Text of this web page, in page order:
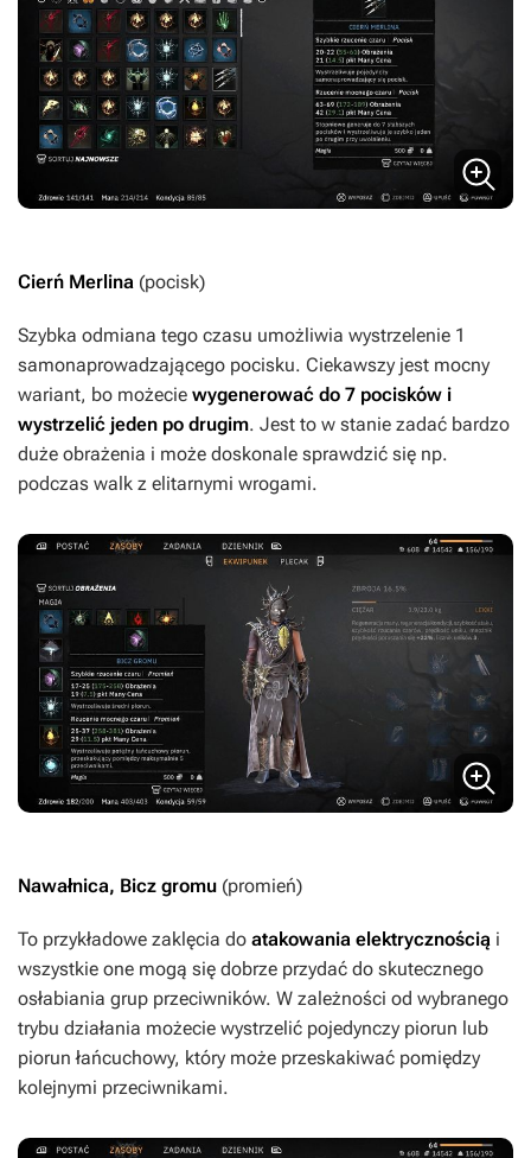
Cierń Merlina (pocisk)
Szybka odmiana tego czasu umożliwia wystrzelenie 1
samonaprowadzającego pocisku. Ciekawszy jest mocny
wariant, bo możecie wygenerować do 7 pocisków i
wystrzelić jeden po drugim. Jest to w stanie zadać bardzo
duże obrażenia i może doskonale sprawdzić się np.
podczas walk z elitarnymi wrogami.
Nawałnica, Bicz gromu (promień)
To przykładowe zaklęcia do atakowania elektrycznością i
wszystkie one mogą się dobrze przydać do skutecznego
osłabiania grup przeciwników. W zależności od wybranego
trybu działania możecie wystrzelić pojedynczy piorun lub
piorun łańcuchowy, który może przeskakiwać pomiędzy
kolejnymi przeciwnikami.